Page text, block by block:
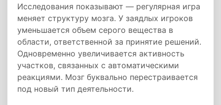
Исследования показывают — регулярная игра
меняет структуру мозга. У заядлых игроков
уменьшается объем серого вещества в
области, ответственной за принятие решений.
Одновременно увеличивается активность
участков, связанных с автоматическими
реакциями. Мозг буквально перестраивается
под новый тип деятельности.